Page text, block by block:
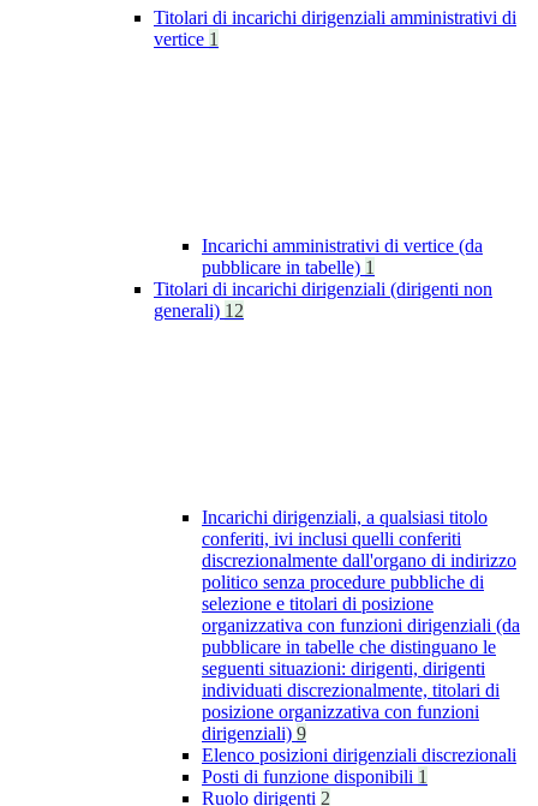
Titolari di incarichi dirigenziali amministrativi di
vertice 1
Incarichi amministrativi di vertice (da
pubblicare in tabelle) 1
Titolari di incarichi dirigenziali (dirigenti non
generali) 12
Incarichi dirigenziali, a qualsiasi titolo
conferiti, ivi inclusi quelli conferiti
discrezionalmente dall'organo di indirizzo
politico senza procedure pubbliche di
selezione e titolari di posizione
organizzativa con funzioni dirigenziali (da
pubblicare in tabelle che distinguano le
seguenti situazioni: dirigenti, dirigenti
individuati discrezionalmente, titolari di
posizione organizzativa con funzioni
dirigenziali) 9
Elenco posizioni dirigenziali discrezionali
Posti di funzione disponibili 1
Ruolo dirigenti 2